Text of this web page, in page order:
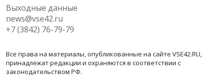
Выходные данные
news@vse42.ru
+7 (3842) 76-79-79
Все права на материалы, опубликованные на сайте VSE42.RU,
принадлежат редакции и охраняются в соответствии с
законодательством РФ.